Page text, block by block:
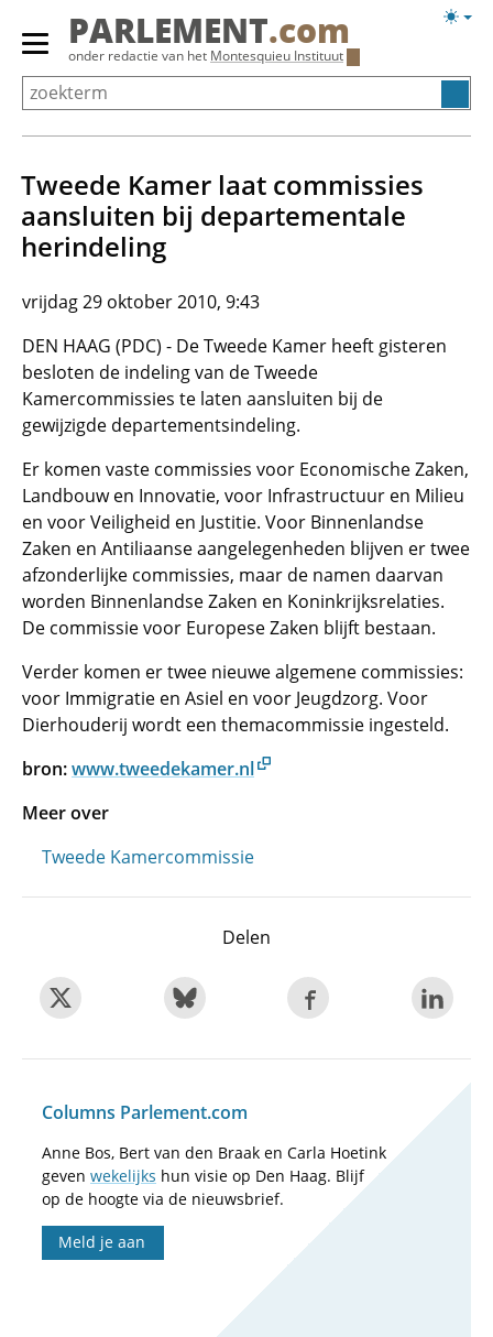
Overslaan
Primair
menu
tonen/verbergen
PARLEMENT.com
onder redactie van het Montesquieu Instituut
Tweede Kamer laat commissies
aansluiten bij departementale
herindeling
vrijdag 29 oktober 2010, 9:43
DEN HAAG (PDC) - De Tweede Kamer heeft gisteren
besloten de indeling van de Tweede
Kamercommissies te laten aansluiten bij de
gewijzigde departementsindeling.
Er komen vaste commissies voor Economische Zaken,
Landbouw en Innovatie, voor Infrastructuur en Milieu
en voor Veiligheid en Justitie. Voor Binnenlandse
Zaken en Antiliaanse aangelegenheden blijven er twee
afzonderlijke commissies, maar de namen daarvan
worden Binnenlandse Zaken en Koninkrijksrelaties.
De commissie voor Europese Zaken blijft bestaan.
Verder komen er twee nieuwe algemene commissies:
voor Immigratie en Asiel en voor Jeugdzorg. Voor
Dierhouderij wordt een themacommissie ingesteld.
bron:www.tweedekamer.nl
Meer over
Tweede Kamercommissie
Delen
Columns Parlement.com
Anne Bos, Bert van den Braak en Carla Hoetink
geven wekelijks hun visie op Den Haag. Blijf
op de hoogte via de nieuwsbrief.
Meld je aan